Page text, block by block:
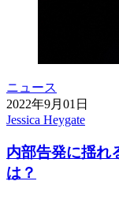
ニュース
2022年9月01日
Jessica Heygate
内部告発に揺れ
は？